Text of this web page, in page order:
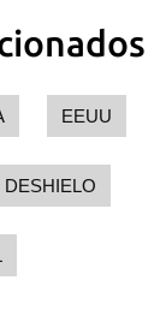
EEUU
DESHIELO